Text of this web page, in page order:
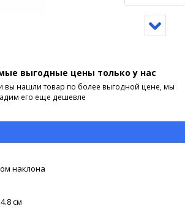
выгодные цены только у нас
вы нашли товар по более выгодной цене, мы
его еще дешевле
наклона
см